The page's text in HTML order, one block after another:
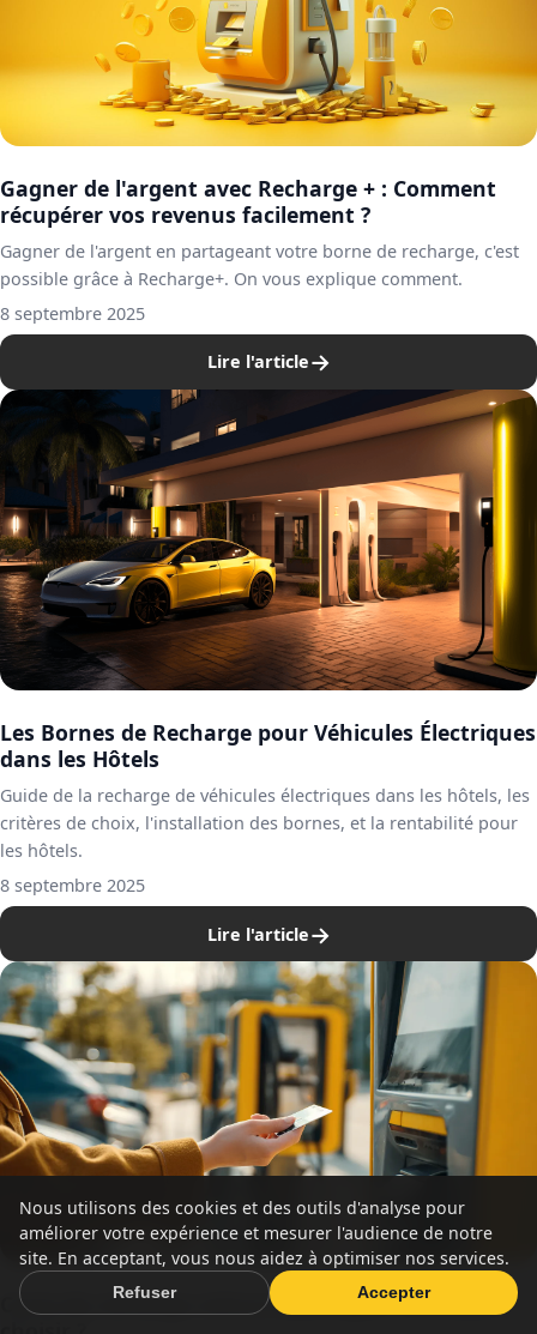
Gagner de l'argent avec Recharge + : Comment
récupérer vos revenus facilement ?
Gagner de l'argent en partageant votre borne de recharge, c'est
possible grâce à Recharge+. On vous explique comment.
8 septembre 2025
Lire l'article→
Les Bornes de Recharge pour Véhicules Électriques
dans les Hôtels
Guide de la recharge de véhicules électriques dans les hôtels, les
critères de choix, l'installation des bornes, et la rentabilité pour
les hôtels.
8 septembre 2025
Lire l'article→
Carte de recharge voiture électrique : comment
Nous utilisons des cookies et des outils d'analyse pour
améliorer votre expérience et mesurer l'audience de notre
site. En acceptant, vous nous aidez à optimiser nos services.
Refuser Accepter